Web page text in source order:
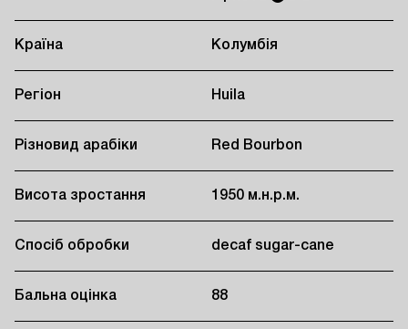
Країна Колумбія
Регіон Huila
Різновид арабіки Red Bourbon
Висота зростання 1950 м.н.р.м.
Спосіб обробки decaf sugar-cane
Бальна оцінка 88